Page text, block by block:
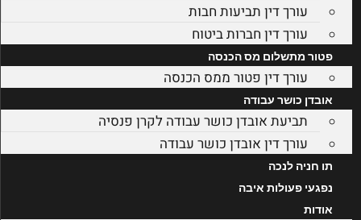
עורך דין תביעות חבות
עורך דין חברות ביטוח
פטור מתשלום מס הכנסה
עורך דין פטור ממס הכנסה
אובדן כושר עבודה
תביעת אובדן כושר עבודה לקרן פנסיה
עורך דין אובדן כושר עבודה
תו חניה לנכה
נפגעי פעולות איבה
אודות